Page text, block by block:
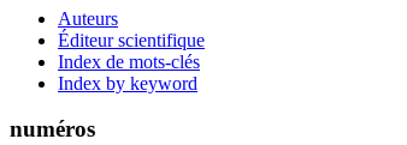
Auteurs
Éditeur scientifique
Index de mots-clés
Index by keyword
numéros